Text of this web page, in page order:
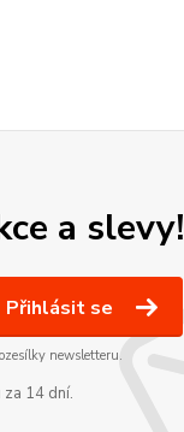
a slevy!
Přihlásit se
newsletteru.
14 dní.